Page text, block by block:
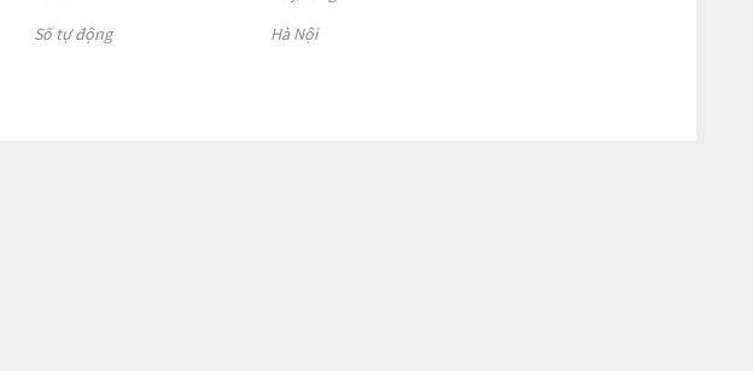
Số tự động Hà Nội